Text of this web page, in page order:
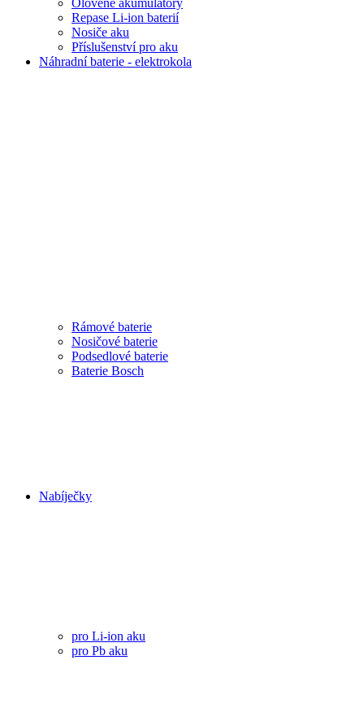
Repase Li-ion baterií
Nosiče aku
Příslušenství pro aku
Náhradní baterie - elektrokola
Rámové baterie
Nosičové baterie
Podsedlové baterie
Baterie Bosch
Nabíječky
pro Li-ion aku
pro Pb aku